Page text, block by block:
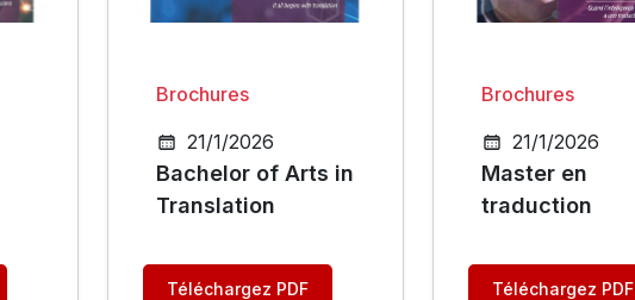
Brochures
21/1/2026
Bachelor of Arts in
Translation
Téléchargez PDF
Brochures
21/1/2026
Master en
traduction
Téléchargez PDF